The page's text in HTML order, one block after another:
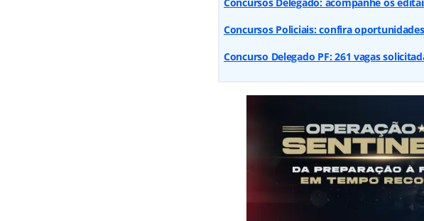
Concursos Policiais: confira
Concurso Delegado PF: 261 vagas